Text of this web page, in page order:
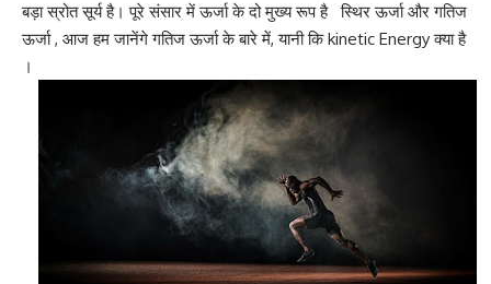
बड़ा स्रोत सूर्य है। पूरे संसार में ऊर्जा के दो मुख्य रूप है स्थिर ऊर्जा और गतिज
ऊर्जा , आज हम जानेंगे गतिज ऊर्जा के बारे में, यानी कि kinetic Energy क्या है
।